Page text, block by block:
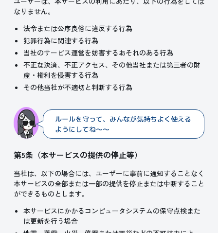
なりません。
法令または公序良俗に違反する行為
犯罪行為に関連する行為
当社のサービス運営を妨害するおそれのある行為
不正な決済、不正アクセス、その他当社または第三者の財
産・権利を侵害する行為
その他当社が不適切と判断する行為
ルールを守って、みんなが気持ちよく使える
ようにしてね～～
第5条（本サービスの提供の停止等）
当社は、以下の場合には、ユーザーに事前に通知することなく
本サービスの全部または一部の提供を停止または中断すること
ができるものとします。
本サービスにかかるコンピュータシステムの保守点検また
は更新を行う場合